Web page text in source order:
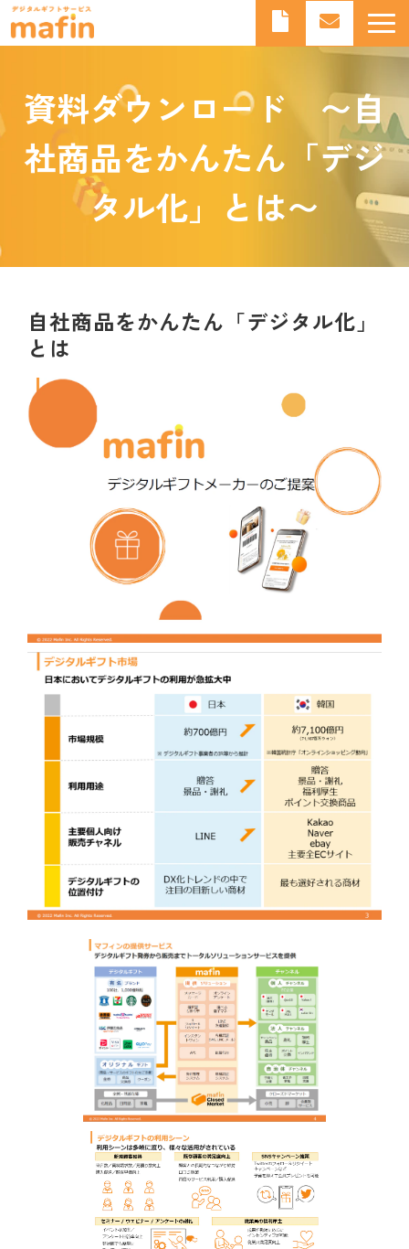
デジタルギフトサービスmafinとは
よくあるご質問
導入事例
資料ダウンロード　〜自
社商品をかんたん「デジ
タル化」とは〜
自社商品をかんたん「デジタル化」
とは